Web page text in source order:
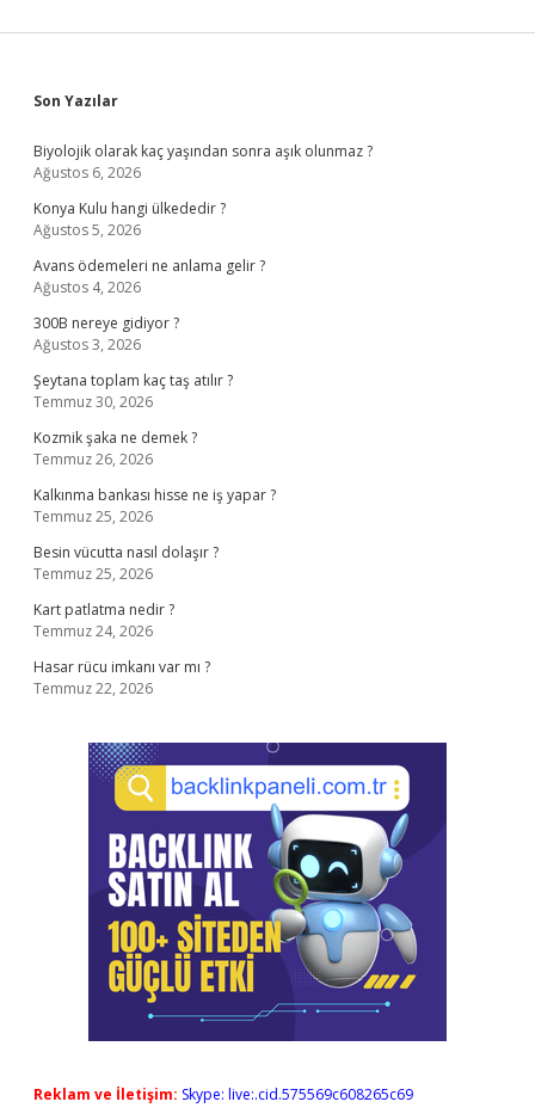
Sidebar
Son Yazılar
Biyolojik olarak kaç yaşından sonra aşık olunmaz ?
Ağustos 6, 2026
Konya Kulu hangi ülkededir ?
Ağustos 5, 2026
Avans ödemeleri ne anlama gelir ?
Ağustos 4, 2026
300B nereye gidiyor ?
Ağustos 3, 2026
Şeytana toplam kaç taş atılır ?
Temmuz 30, 2026
Kozmik şaka ne demek ?
Temmuz 26, 2026
Kalkınma bankası hisse ne iş yapar ?
Temmuz 25, 2026
Besin vücutta nasıl dolaşır ?
Temmuz 25, 2026
Kart patlatma nedir ?
Temmuz 24, 2026
Hasar rücu imkanı var mı ?
Temmuz 22, 2026
Reklam ve İletişim: Skype: live:.cid.575569c608265c69